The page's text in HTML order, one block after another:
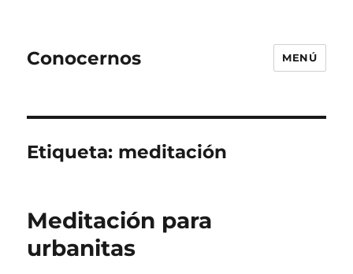
Conocernos MENÚ
Etiqueta: meditación
Meditación para
urbanitas